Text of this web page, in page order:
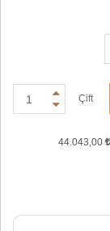
Çift
44.043,00